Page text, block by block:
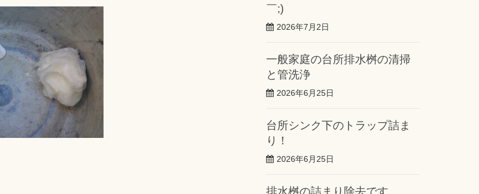
￣;)
2026年7月2日
一般家庭の台所排水桝の清掃
と管洗浄
2026年6月25日
台所シンク下のトラップ詰ま
り！
2026年6月25日
排水桝の詰まり除去です。